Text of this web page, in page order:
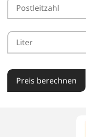
Preis berechnen